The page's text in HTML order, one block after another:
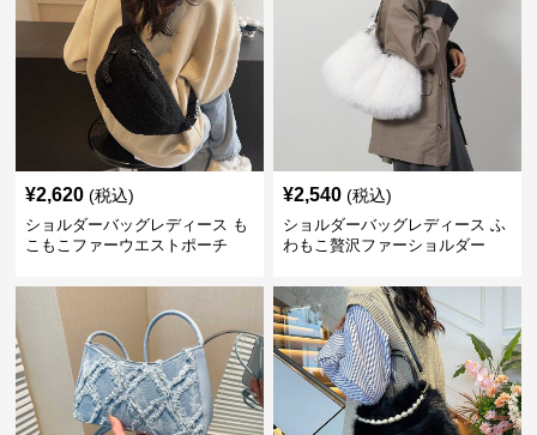
¥2,620 (税込)
ショルダーバッグレディース も
こもこファーウエストポーチ
¥2,540 (税込)
ショルダーバッグレディース ふ
わもこ贅沢ファーショルダー